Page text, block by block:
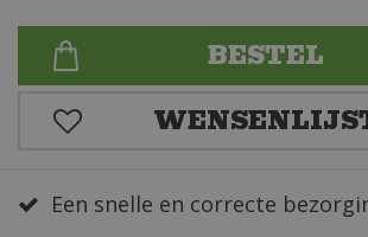
Een snelle en correcte